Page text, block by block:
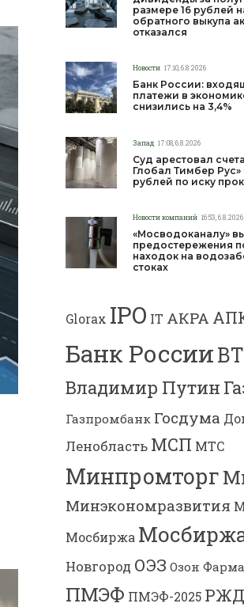
размере 16 рублей
обратного выкупа
отказался
Новости 17:10, 6.8.2026
Банк России:
платежи в
снизились на 3,4%
Запад 17:08, 6.8.2026
Суд арестовал
Глобал Тимбер Рус»
рублей по иску
Новости компаний 16:53, 6.8.2026
«Мосводоканалу»
предостережения
находок на
стоках
Glorax IPO IT АКРА
Банк России
Владимир Путин
Газпромбанк Госдума
Ленобласть МСП МТС
Минпромторг
Минэкономразвития
Мосбиржа
Новгород ОЭЗ Озон
ПМЭФ ПМЭФ-2025 РЖД